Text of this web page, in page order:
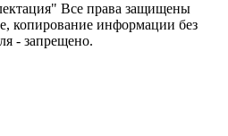
Все права защищены
копирование информации без
- запрещено.